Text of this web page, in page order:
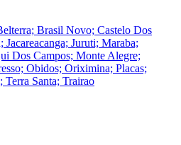
Brasil Novo; Castelo Dos
Juruti; Maraba;
Dos Campos; Monte Alegre;
Obidos; Oriximina; Placas;
Terra Santa; Trairao